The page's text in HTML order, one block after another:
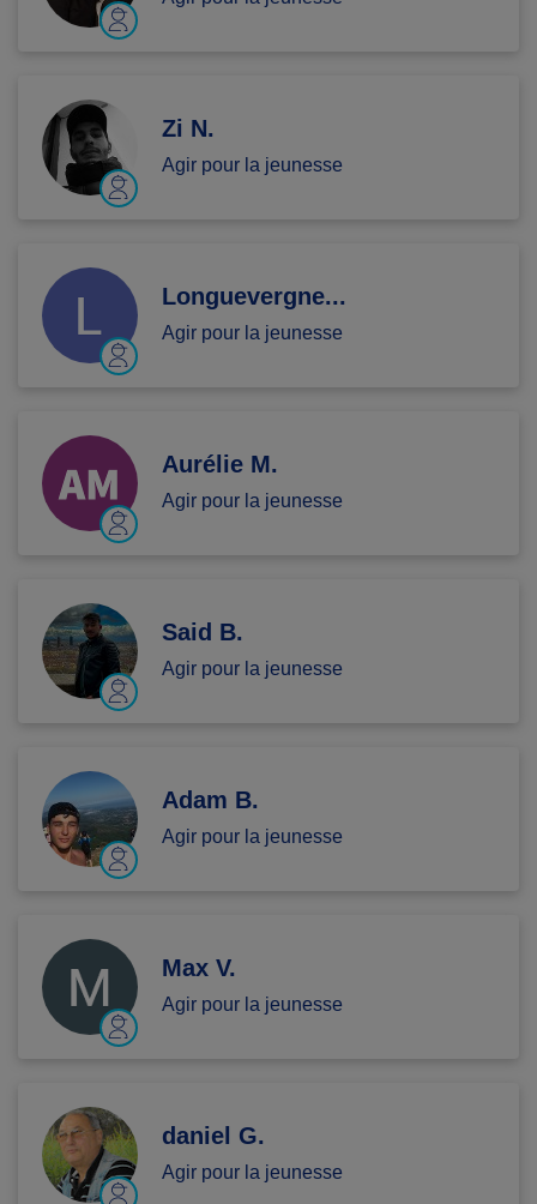
Zi N.
Agir pour la jeunesse
Longuevergne...
Agir pour la jeunesse
Aurélie M.
Agir pour la jeunesse
Said B.
Agir pour la jeunesse
Adam B.
Agir pour la jeunesse
Max V.
Agir pour la jeunesse
daniel G.
Agir pour la jeunesse